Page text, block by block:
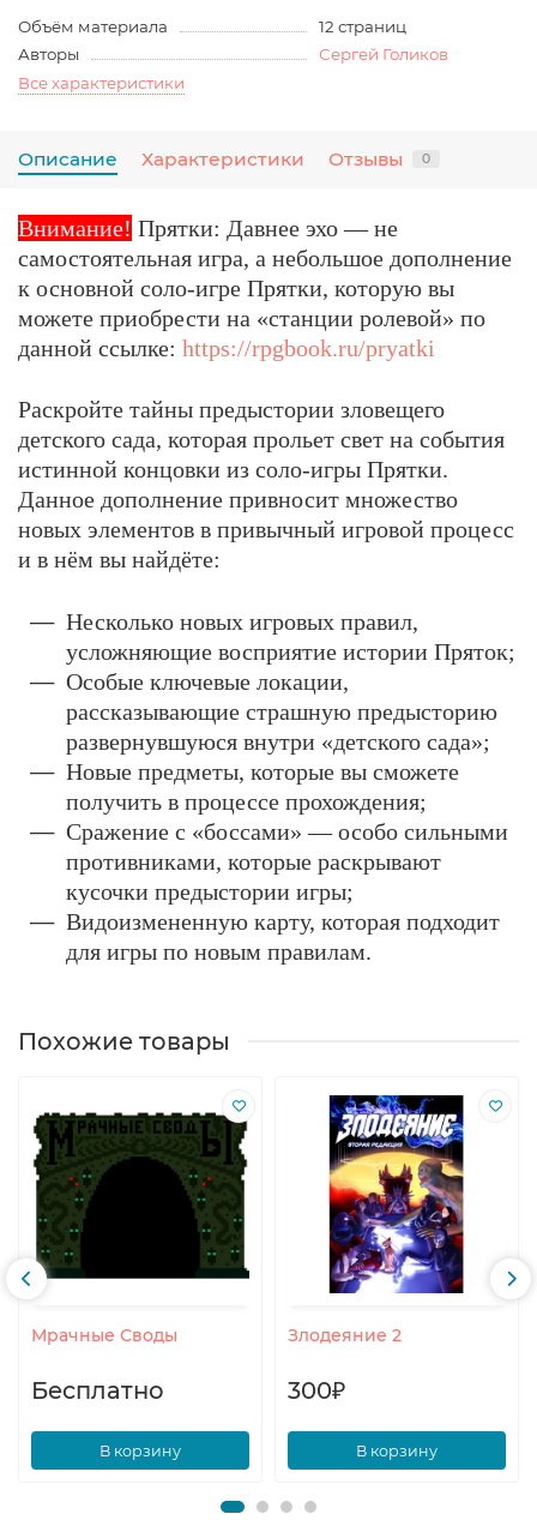
Объём материала
12 страниц
Авторы
Сергей Голиков
Все характеристики
Описание Характеристики Отзывы 0
Внимание! Прятки: Давнее эхо — не
самостоятельная игра, а небольшое дополнение
к основной соло-игре Прятки, которую вы
можете приобрести на «станции ролевой» по
данной ссылке: https://rpgbook.ru/pryatki
Раскройте тайны предыстории зловещего
детского сада, которая прольет свет на события
истинной концовки из соло-игры Прятки.
Данное дополнение привносит множество
новых элементов в привычный игровой процесс
и в нём вы найдёте:
Несколько новых игровых правил,
усложняющие восприятие истории Пряток;
Особые ключевые локации,
рассказывающие страшную предысторию
развернувшуюся внутри «детского сада»;
Новые предметы, которые вы сможете
получить в процессе прохождения;
Сражение с «боссами» — особо сильными
противниками, которые раскрывают
кусочки предыстории игры;
Видоизмененную карту, которая подходит
для игры по новым правилам.
Похожие товары
Мрачные Своды
Бесплатно
В корзину
Злодеяние 2
300₽
В корзину